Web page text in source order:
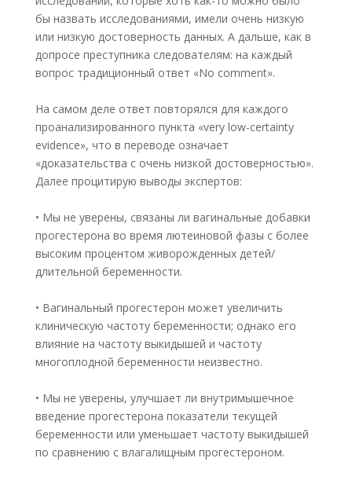
бы назвать исследованиями, имели очень низкую
или низкую достоверность данных. А дальше, как в
допросе преступника следователям: на каждый
вопрос традиционный ответ «No comment».
На самом деле ответ повторялся для каждого
проанализированного пункта «very low-certainty
evidence», что в переводе означает
«доказательства с очень низкой достоверностью».
Далее процитирую выводы экспертов:
• Мы не уверены, связаны ли вагинальные добавки
прогестерона во время лютеиновой фазы с более
высоким процентом живорожденных детей/
длительной беременности.
• Вагинальный прогестерон может увеличить
клиническую частоту беременности; однако его
влияние на частоту выкидышей и частоту
многоплодной беременности неизвестно.
• Мы не уверены, улучшает ли внутримышечное
введение прогестерона показатели текущей
беременности или уменьшает частоту выкидышей
по сравнению с влагалищным прогестероном.